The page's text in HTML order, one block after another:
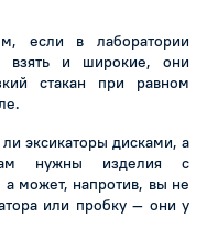
если в лаборатории
взять и широкие, они
стакан при равном
эксикаторы дисками, а
нужны изделия с
может, напротив, вы не
или пробку — они у